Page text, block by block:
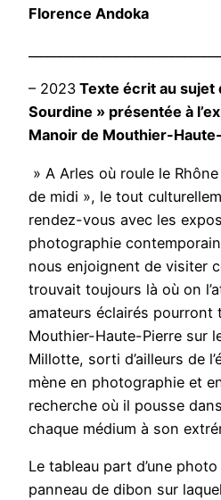
Florence Andoka
– 2023 Texte écrit au sujet
Sourdine » présentée à
Manoir de Mouthier-
» A Arles où roule le
de midi », le tout
rendez-vous avec les
photographie
nous enjoignent de visiter
trouvait toujours là où on
amateurs éclairés pourront
Mouthier-Haute-Pierre sur
Millotte, sorti d’ailleurs de
mène en photographie et
recherche où il pousse
chaque médium à son
Le tableau part d’une
panneau de dibon sur